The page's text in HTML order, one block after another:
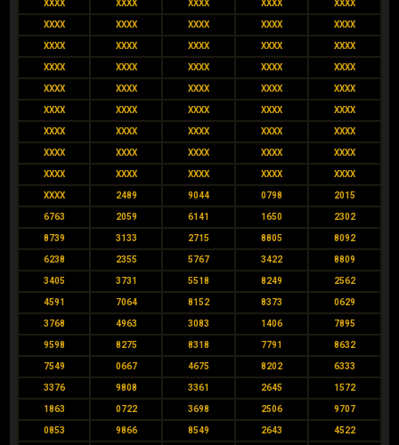
XXXX XXXX XXXX XXXX XXXX
XXXX XXXX XXXX XXXX XXXX
XXXX XXXX XXXX XXXX XXXX
XXXX XXXX XXXX XXXX XXXX
XXXX XXXX XXXX XXXX XXXX
XXXX XXXX XXXX XXXX XXXX
XXXX XXXX XXXX XXXX XXXX
XXXX XXXX XXXX XXXX XXXX
XXXX XXXX XXXX XXXX XXXX
XXXX 2489 9044 0798 2015
6763 2059 6141 1650 2302
8739 3133 2715 8805 8092
6238 2355 5767 3422 8809
3405 3731 5518 8249 2562
4591 7064 8152 8373 0629
3768 4963 3083 1406 7895
9598 8275 8318 7791 8632
7549 0667 4675 8202 6333
3376 9808 3361 2645 1572
1863 0722 3698 2506 9707
0853 9866 8549 2643 4522